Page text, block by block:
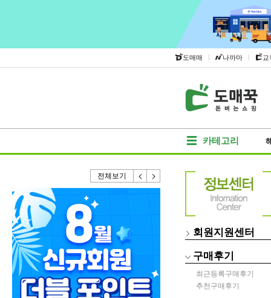
도매매 | 나까마 | 교
카테고리
전체보기
회원지원센터
구매후기
최근등록구매후기
추천구매후기